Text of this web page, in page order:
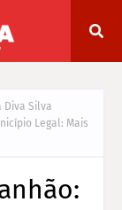
Diva Silva
Legal: Mais